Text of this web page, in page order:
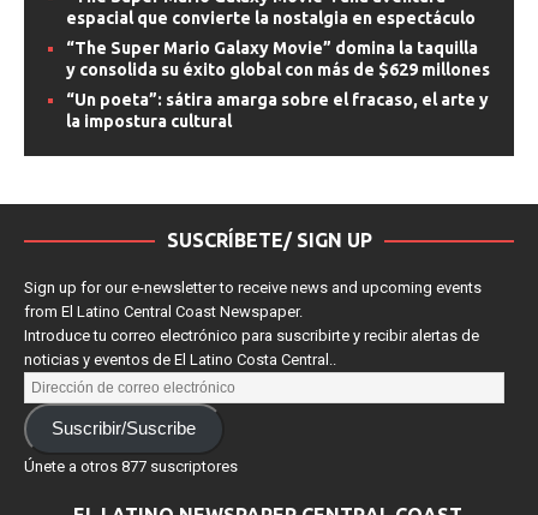
“The Super Mario Galaxy Movie”: una aventura
espacial que convierte la nostalgia en espectáculo
“The Super Mario Galaxy Movie” domina la taquilla
y consolida su éxito global con más de $629 millones
“Un poeta”: sátira amarga sobre el fracaso, el arte y
la impostura cultural
SUSCRÍBETE/ SIGN UP
Sign up for our e-newsletter to receive news and upcoming events
from El Latino Central Coast Newspaper.
Introduce tu correo electrónico para suscribirte y recibir alertas de
noticias y eventos de El Latino Costa Central..